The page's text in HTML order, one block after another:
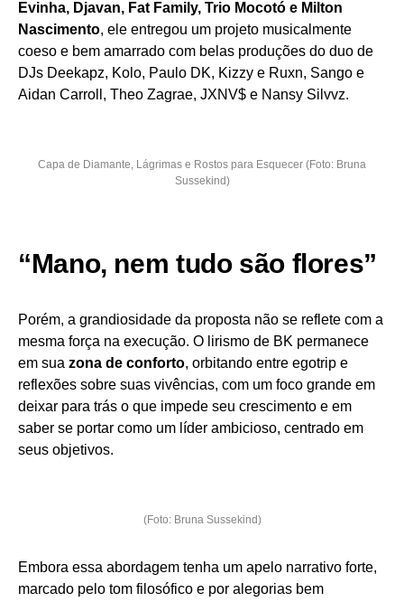
Evinha, Djavan, Fat Family, Trio Mocotó e Milton
Nascimento, ele entregou um projeto musicalmente
coeso e bem amarrado com belas produções do duo de
DJs Deekapz, Kolo, Paulo DK, Kizzy e Ruxn, Sango e
Aidan Carroll, Theo Zagrae, JXNV$ e Nansy Silvvz.
Capa de Diamante, Lágrimas e Rostos para Esquecer (Foto: Bruna
Sussekind)
“Mano, nem tudo são flores”
Porém, a grandiosidade da proposta não se reflete com a
mesma força na execução. O lirismo de BK permanece
em sua zona de conforto, orbitando entre egotrip e
reflexões sobre suas vivências, com um foco grande em
deixar para trás o que impede seu crescimento e em
saber se portar como um líder ambicioso, centrado em
seus objetivos.
(Foto: Bruna Sussekind)
Embora essa abordagem tenha um apelo narrativo forte,
marcado pelo tom filosófico e por alegorias bem